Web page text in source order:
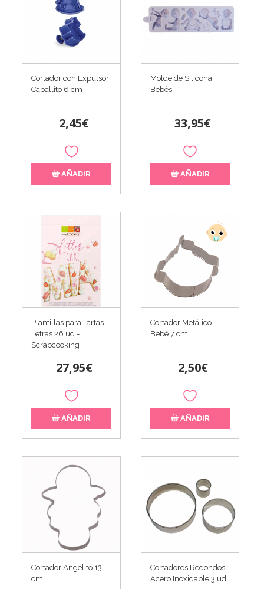
Cortador con Expulsor
Caballito 6 cm
2,45€
AÑADIR
Molde de Silicona
Bebés
33,95€
AÑADIR
Plantillas para Tartas
Letras 26 ud -
Scrapcooking
27,95€
AÑADIR
Cortador Metálico
Bebé 7 cm
2,50€
AÑADIR
Cortador Angelito 13
cm
Cortadores Redondos
Acero Inoxidable 3 ud